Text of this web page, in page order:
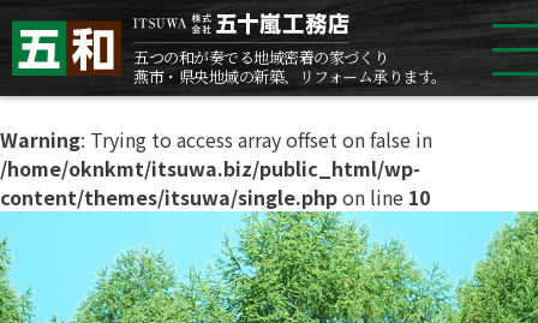
五つの和が奏でる地域密着の家づくり
燕市・県央地域の新築、リフォーム承ります。
TOP
呼吸する家
Warning: Trying to access array offset on false in
/home/oknkmt/itsuwa.biz/public_html/wp-
content/themes/itsuwa/single.phpon line 10